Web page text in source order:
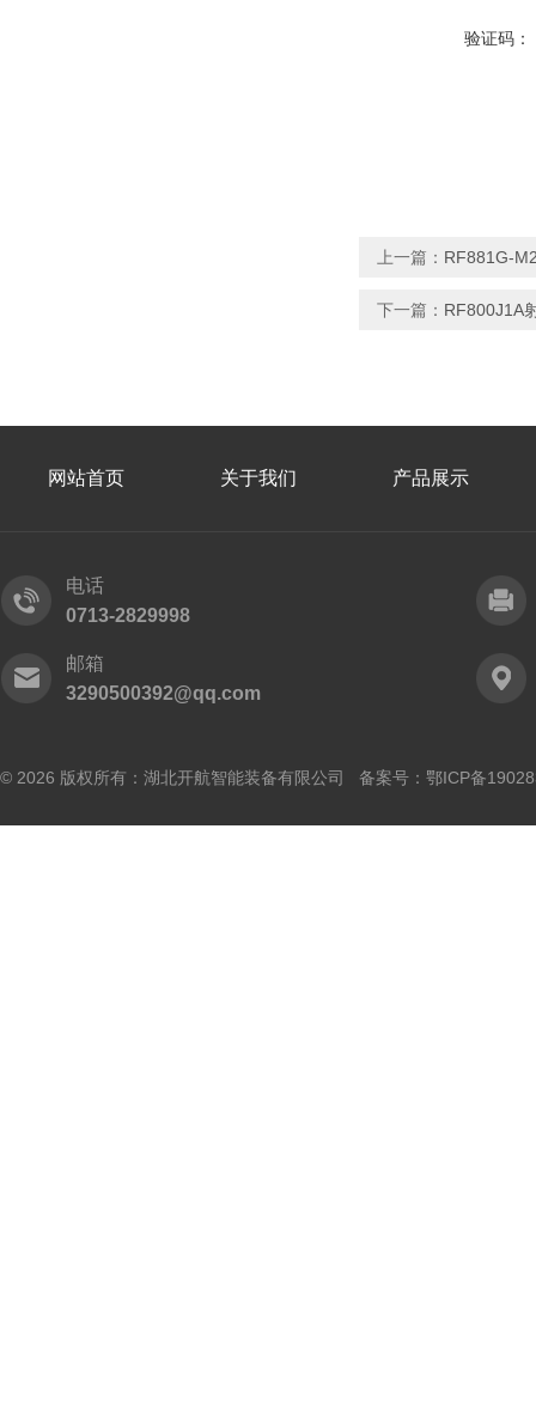
验证码：
上一篇： RF881G-
下一篇： RF800J1A
网站首页 关于我们 产品展示
电话
0713-2829998
邮箱
3290500392@qq.com
© 2026 版权所有：湖北开航智能装备有限公司 备案号： 鄂ICP备